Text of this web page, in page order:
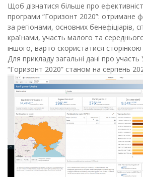
Щоб дізнатися більше про
програми “Горизонт 2020”: отримане
за регіонами, основних бенефіціарів,
країнами, участь малого та
іншого, варто скористатися сторінкою
Для прикладу загальні дані про участь
“Горизонт 2020” станом на серпень